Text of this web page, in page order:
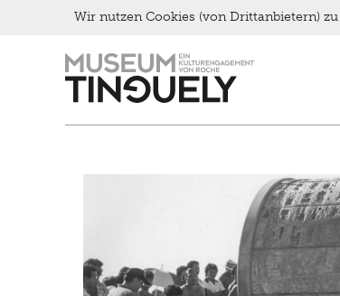
Hauptnavigation
Wir nutzen Cookies (von Drittanbietern)